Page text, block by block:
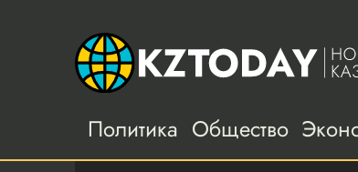
Политика Общество